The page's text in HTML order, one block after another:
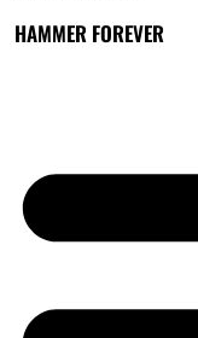
HAMMER FOREVER